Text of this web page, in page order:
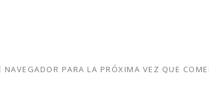
PARA LA PRÓXIMA VEZ QUE